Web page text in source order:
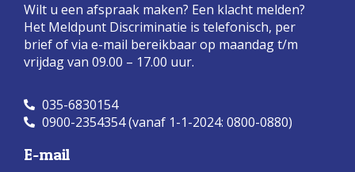
Wilt u een afspraak maken? Een klacht melden?
Het Meldpunt Discriminatie is telefonisch, per
brief of via e-mail bereikbaar op maandag t/m
vrijdag van 09.00 – 17.00 uur.
035-6830154
0900-2354354 (vanaf 1-1-2024: 0800-0880)
E-mail